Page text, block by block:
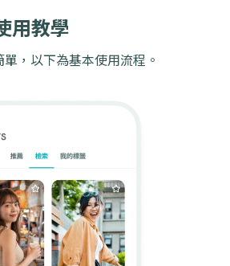
用教學
，以下為基本使用流程。